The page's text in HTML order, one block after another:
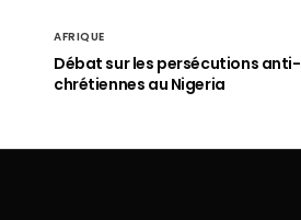
AFRIQUE
Débat sur les persécutions anti-
chrétiennes au Nigeria